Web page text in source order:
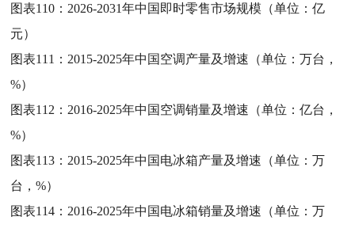
图表110： 2026-2031年中国即时零售市场规模（单位：亿
元）
图表111： 2015-2025年中国空调产量及增速（单位：万台，
%）
图表112： 2016-2025年中国空调销量及增速（单位：亿台，
%）
图表113： 2015-2025年中国电冰箱产量及增速（单位：万
台，%）
图表114： 2016-2025年中国电冰箱销量及增速（单位：万